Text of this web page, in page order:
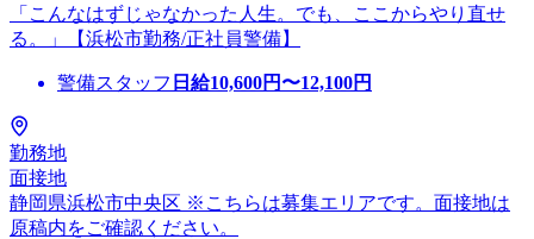
「こんなはずじゃなかった人生。でも、ここからやり直せ
る。」【浜松市勤務/正社員警備】
警備スタッフ 日給10,600円〜12,100円
勤務地
面接地
静岡県浜松市中央区 ※こちらは募集エリアです。面接地は
原稿内をご確認ください。